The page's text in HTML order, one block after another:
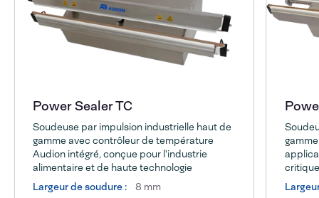
Power Sealer TC
Soudeuse par impulsion industrielle haut de
gamme avec contrôleur de température
Audion intégré, conçue pour l'industrie
alimentaire et de haute technologie
Largeur de soudure :
8 mm